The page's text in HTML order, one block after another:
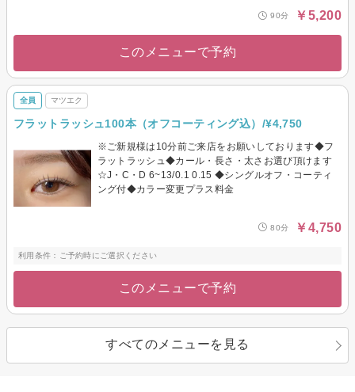
90分 ￥5,200
このメニューで予約
全員 マツエク
フラットラッシュ100本（オフコーティング込）/¥4,750
※ご新規様は10分前ご来店をお願いしております◆フ
ラットラッシュ◆カール・長さ・太さお選び頂けます
☆J・C・D 6~13/0.1 0.15 ◆シングルオフ・コーティ
ング付◆カラー変更プラス料金
80分 ￥4,750
利用条件：ご予約時にご選択ください
このメニューで予約
すべてのメニューを見る